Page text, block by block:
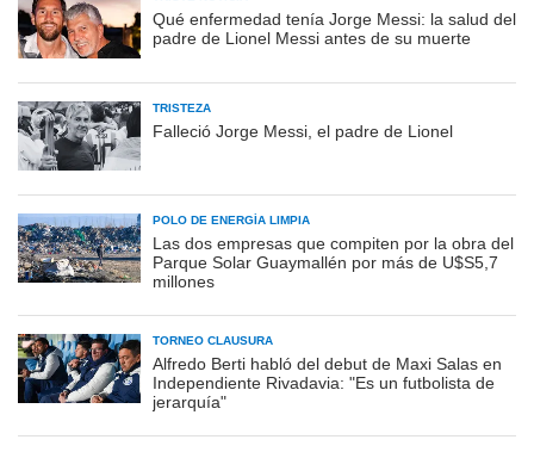
Qué enfermedad tenía Jorge Messi: la salud del
padre de Lionel Messi antes de su muerte
TRISTEZA
Falleció Jorge Messi, el padre de Lionel
POLO DE ENERGÍA LIMPIA
Las dos empresas que compiten por la obra del
Parque Solar Guaymallén por más de U$S5,7
millones
TORNEO CLAUSURA
Alfredo Berti habló del debut de Maxi Salas en
Independiente Rivadavia: "Es un futbolista de
jerarquía"